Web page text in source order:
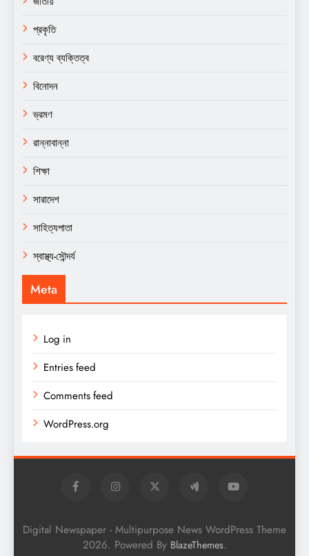
প্রকৃতি
বরেণ্য ব্যক্তিত্ব
বিনোদন
ভ্রমণ
রান্নাবান্না
শিক্ষা
সারাদেশ
সাহিত্যপাতা
স্বাস্থ্য-সৌন্দর্য
Meta
Log in
Entries feed
Comments feed
WordPress.org
Digital Newspaper - Multipurpose News WordPress Theme
2026. Powered By BlazeThemes.